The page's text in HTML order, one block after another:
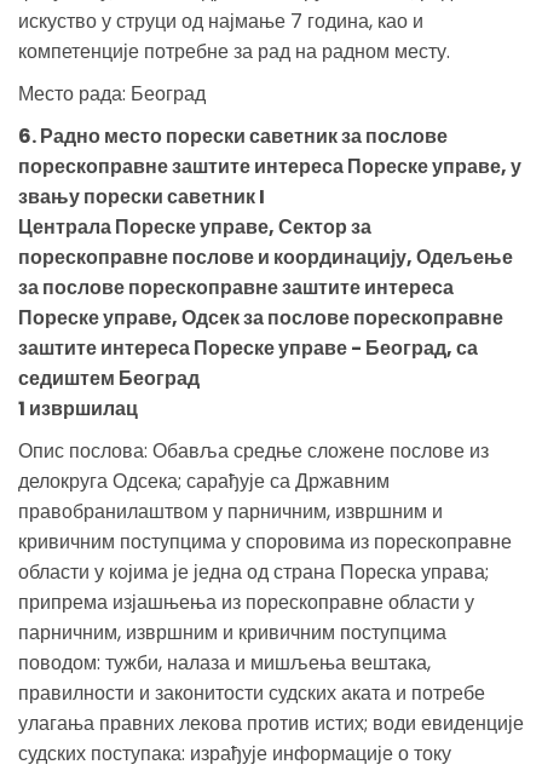
искуство у струци од најмање 7 година, као и
компетенције потребне за рад на радном месту.
Место рада: Београд
6. Радно место порески саветник за послове
порескоправне заштите интереса Пореске управе, у
звању порески саветник I
Централа Пореске управе, Сектор за
порескоправне послове и координацију, Одељење
за послове порескоправне заштите интереса
Пореске управе, Одсек за послове порескоправне
заштите интереса Пореске управе - Београд, са
седиштем Београд
1 извршилац
Опис послова: Обавља средње сложене послове из
делокруга Одсека; сарађује са Државним
правобранилаштвом у парничним, извршним и
кривичним поступцима у споровима из порескоправне
области у којима је једна од страна Пореска управа;
припрема изјашњења из порескоправне области у
парничним, извршним и кривичним поступцима
поводом: тужби, налаза и мишљења вештака,
правилности и законитости судских аката и потребе
улагања правних лекова против истих; води евиденције
судских поступака: израђује информације о току